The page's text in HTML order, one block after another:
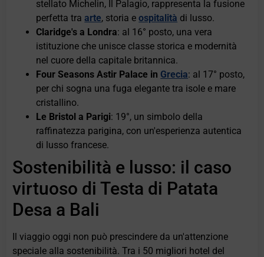
stellato Michelin, Il Palagio, rappresenta la fusione
perfetta traarte, storia eospitalità di lusso.
Claridge's a Londra: al 16° posto, una vera
istituzione che unisce classe storica e modernità
nel cuore della capitale britannica.
Four Seasons Astir Palace in Grecia: al 17° posto,
per chi sogna una fuga elegante tra isole e mare
cristallino.
Le Bristol a Parigi: 19°, un simbolo della
raffinatezza parigina, con un'esperienza autentica
di lusso francese.
Sostenibilità e lusso: il caso
virtuoso di Testa di Patata
Desa a Bali
Il viaggio oggi non può prescindere da un'attenzione
speciale alla sostenibilità. Tra i 50 migliori hotel del